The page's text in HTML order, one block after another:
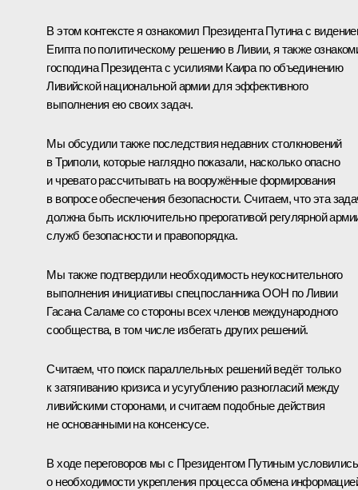
В этом контексте я ознакомил Президента Путина с
Египта по политическому решению в Ливии, я также
господина Президента с усилиями Каира по объединению
Ливийской национальной армии для эффективного
выполнения ею своих задач.
Мы обсудили также последствия недавних столкновений
в Триполи, которые наглядно показали, насколько опасно
и чревато рассчитывать на вооружённые формирования
в вопросе обеспечения безопасности. Считаем, что эта
должна быть исключительно прерогативой регулярной
служб безопасности и правопорядка.
Мы также подтвердили необходимость неукоснительного
выполнения инициативы спецпосланника ООН по Ливии
Гасана Саламе со стороны всех членов международного
сообщества, в том числе избегать других решений.
Считаем, что поиск параллельных решений ведёт только
к затягиванию кризиса и усугублению разногласий между
ливийскими сторонами, и считаем подобные действия
не основанными на консенсусе.
В ходе переговоров мы с Президентом Путиным условились
о необходимости укрепления процесса обмена